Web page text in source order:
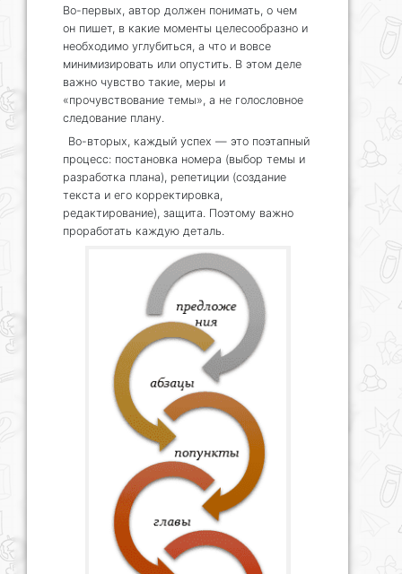
Во-первых, автор должен понимать, о чем
он пишет, в какие моменты целесообразно и
необходимо углубиться, а что и вовсе
минимизировать или опустить. В этом деле
важно чувство такие, меры и
«прочувствование темы», а не голословное
следование плану.
Во-вторых, каждый успех — это поэтапный
процесс: постановка номера (выбор темы и
разработка плана), репетиции (создание
текста и его корректировка,
редактирование), защита. Поэтому важно
проработать каждую деталь.